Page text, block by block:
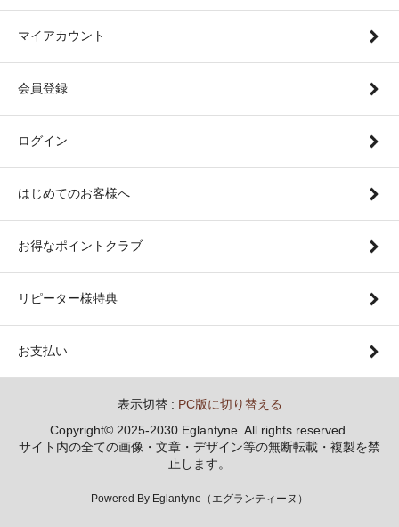
マイアカウント
会員登録
ログイン
はじめてのお客様へ
お得なポイントクラブ
リピーター様特典
お支払い
表示切替 : PC版に切り替える
Copyright© 2025-2030 Eglantyne. All rights reserved.
サイト内の全ての画像・文章・デザイン等の無断転載・複製を禁
止します。
Powered By Eglantyne（エグランティーヌ）